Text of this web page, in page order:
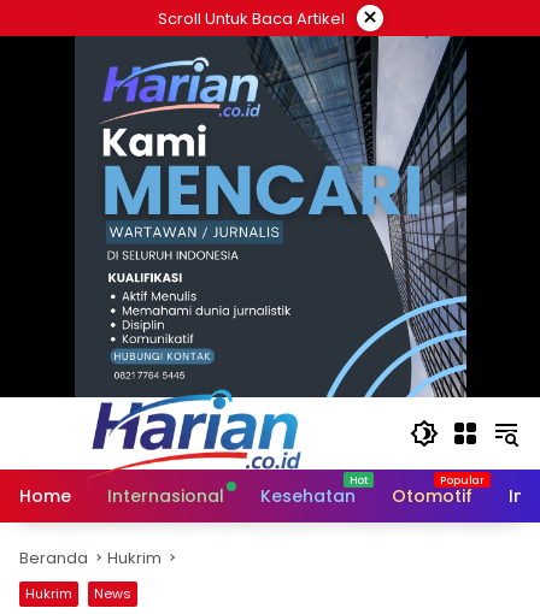
ke
Scroll Untuk Baca Artikel ×
Home Internasional Kesehatan Otomotif
Beranda Hukrim
Hukrim News